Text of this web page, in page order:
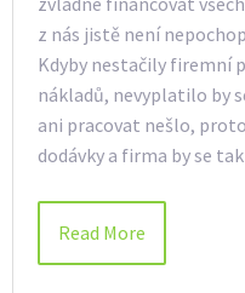
z nás jistě není
Kdyby nestačily firemní
nákladů, nevyplatilo by
ani pracovat nešlo,
dodávky a firma by se
Read More